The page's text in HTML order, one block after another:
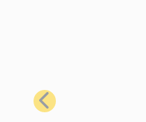
Predchádzajúci